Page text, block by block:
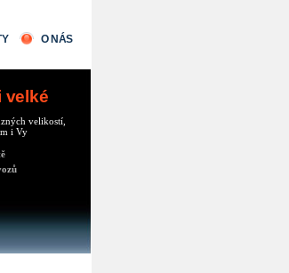
O NÁS
velké
velikostí,
i Vy